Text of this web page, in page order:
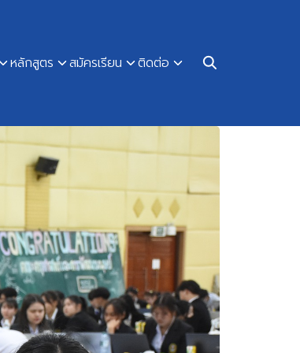
หลักสูตร สมัครเรียน ติดต่อ